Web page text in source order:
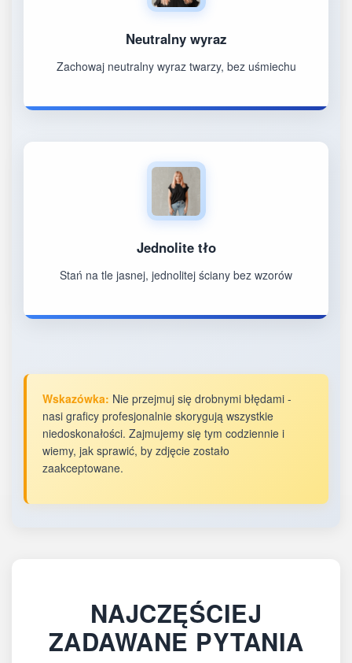
Neutralny wyraz
Zachowaj neutralny wyraz twarzy, bez uśmiechu
Jednolite tło
Stań na tle jasnej, jednolitej ściany bez wzorów
Wskazówka: Nie przejmuj się drobnymi błędami -
nasi graficy profesjonalnie skorygują wszystkie
niedoskonałości. Zajmujemy się tym codziennie i
wiemy, jak sprawić, by zdjęcie zostało
zaakceptowane.
NAJCZĘŚCIEJ
ZADAWANE PYTANIA